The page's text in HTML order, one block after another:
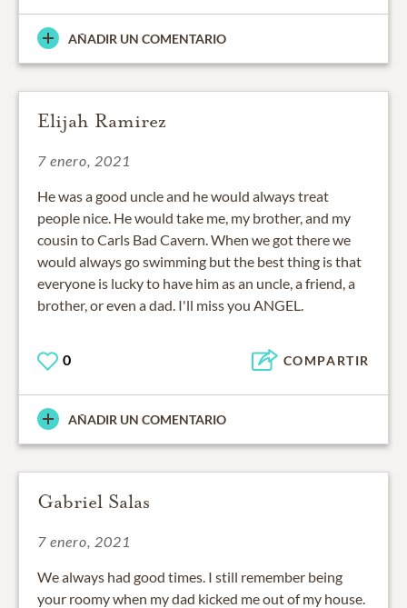
AÑADIR UN COMENTARIO
Elijah Ramirez
7 enero, 2021
He was a good uncle and he would always treat
people nice. He would take me, my brother, and my
cousin to Carls Bad Cavern. When we got there we
would always go swimming but the best thing is that
everyone is lucky to have him as an uncle, a friend, a
brother, or even a dad. I'll miss you ANGEL.
0 COMPARTIR
AÑADIR UN COMENTARIO
Gabriel Salas
7 enero, 2021
We always had good times. I still remember being
your roomy when my dad kicked me out of my house.